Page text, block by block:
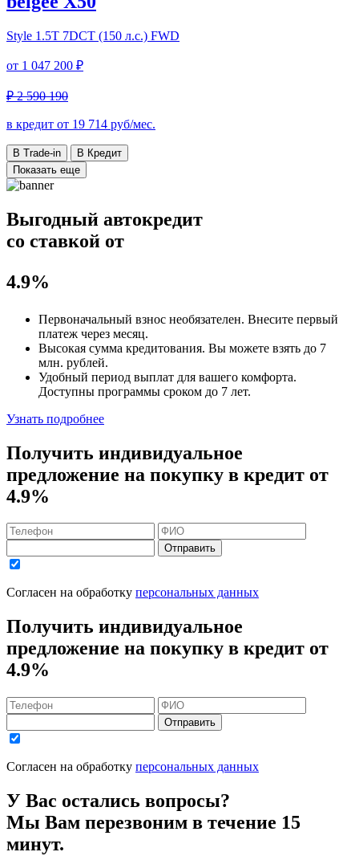
Style 1.5T 7DCT (150 л.с.) FWD
от 1 047 200 ₽
₽ 2 590 190
в кредит от 19 714 руб/мес.
В Trade-in
В Кредит
Показать еще
Выгодный автокредит
со ставкой от
4.9%
Первоначальный взнос необязателен. Внесите первый
платеж через месяц.
Высокая сумма кредитования. Вы можете взять до 7
млн. рублей.
Удобный период выплат для вашего комфорта.
Доступны программы сроком до 7 лет.
Узнать подробнее
Получить индивидуальное
предложение на покупку в кредит от
4.9%
Отправить
Согласен на обработку персональных данных
Получить индивидуальное
предложение на покупку в кредит от
4.9%
Отправить
Согласен на обработку персональных данных
У Вас остались вопросы?
Мы Вам перезвоним в течение 15
минут.